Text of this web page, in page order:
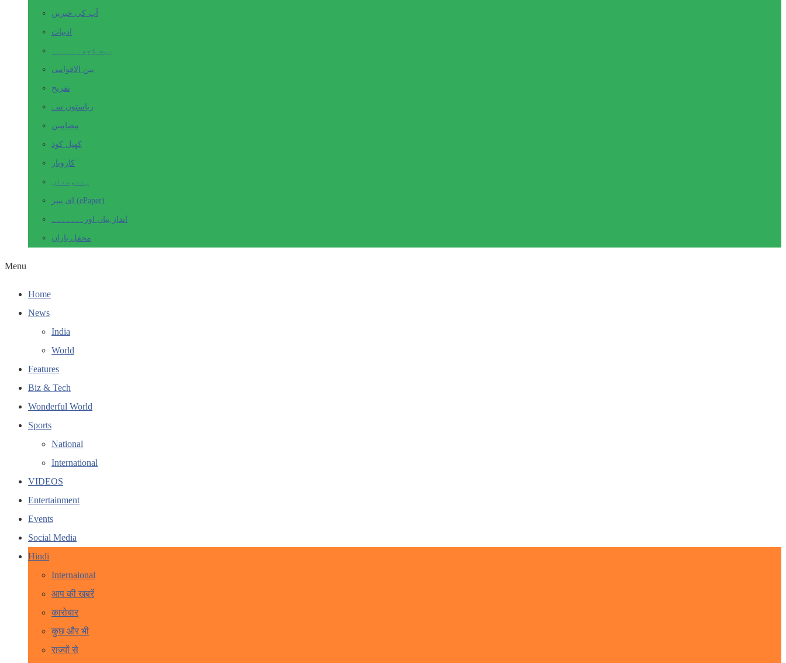
آپ کی خبریں
ادبیات
بہت کچھ۔ ۔۔۔۔۔
بین الاقوامی
تفریح
ریاستوں سے
مضامین
کھیل کود
کاروبار
ہندوستان
ای پیپر (ePaper)
انداز بیاں اور۔۔۔۔۔۔۔
محفل یاراں
Menu
Home
News
India
World
Features
Biz & Tech
Wonderful World
Sports
National
International
VIDEOS
Entertainment
Events
Social Media
Hindi
Internaional
आप की खबरें
कारोबार
कुछ और भी
राज्यों से